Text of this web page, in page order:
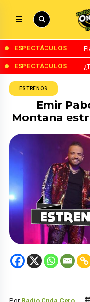
ESPECTÁCULOS
ESPECTÁCULOS
ESTRENOS
Emir
Montana
Por Radio Onda Cero